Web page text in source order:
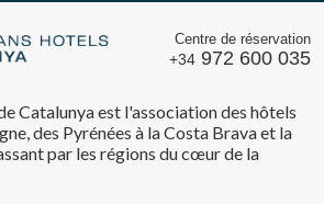
Centre de réservation
+34 972 600 035
Catalunya est l'association des hôtels
des Pyrénées à la Costa Brava et la
par les régions du cœur de la